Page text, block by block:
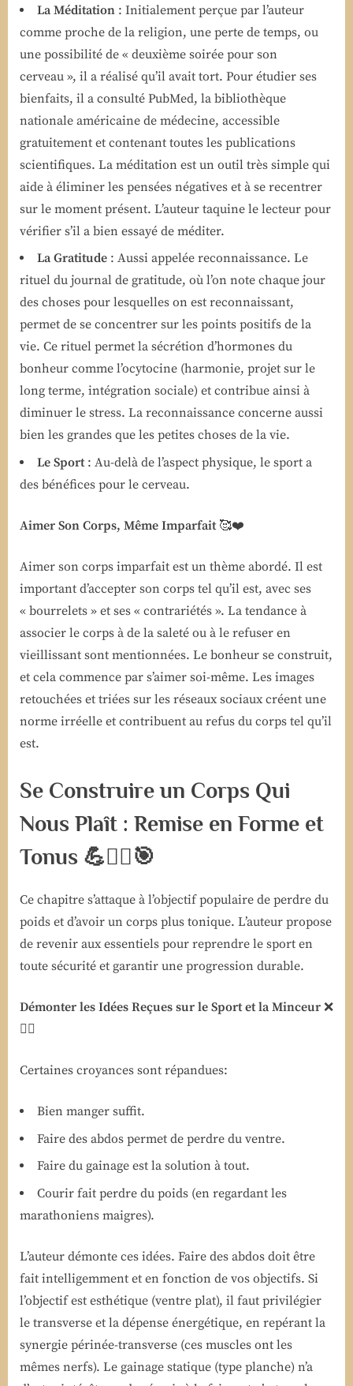
La Méditation : Initialement perçue par l’auteur
comme proche de la religion, une perte de temps, ou
une possibilité de « deuxième soirée pour son
cerveau », il a réalisé qu’il avait tort. Pour étudier ses
bienfaits, il a consulté PubMed, la bibliothèque
nationale américaine de médecine, accessible
gratuitement et contenant toutes les publications
scientifiques. La méditation est un outil très simple qui
aide à éliminer les pensées négatives et à se recentrer
sur le moment présent. L’auteur taquine le lecteur pour
vérifier s’il a bien essayé de méditer.
La Gratitude : Aussi appelée reconnaissance. Le
rituel du journal de gratitude, où l’on note chaque jour
des choses pour lesquelles on est reconnaissant,
permet de se concentrer sur les points positifs de la
vie. Ce rituel permet la sécrétion d’hormones du
bonheur comme l’ocytocine (harmonie, projet sur le
long terme, intégration sociale) et contribue ainsi à
diminuer le stress. La reconnaissance concerne aussi
bien les grandes que les petites choses de la vie.
Le Sport: Au-delà de l’aspect physique, le sport a
des bénéfices pour le cerveau.
Aimer Son Corps, Même Imparfait🥰❤️
Aimer son corps imparfait est un thème abordé. Il est
important d’accepter son corps tel qu’il est, avec ses
« bourrelets » et ses « contrariétés ». La tendance à
associer le corps à de la saleté ou à le refuser en
vieillissant sont mentionnées. Le bonheur se construit,
et cela commence par s’aimer soi-même. Les images
retouchées et triées sur les réseaux sociaux créent une
norme irréelle et contribuent au refus du corps tel qu’il
est.
Se Construire un Corps Qui
Nous Plaît : Remise en Forme et
Tonus 💪🏋️‍♀️🎯
Ce chapitre s’attaque à l’objectif populaire de perdre du
poids et d’avoir un corps plus tonique. L’auteur propose
de revenir aux essentiels pour reprendre le sport en
toute sécurité et garantir une progression durable.
Démonter les Idées Reçues sur le Sport et la Minceur ❌
🏃‍♀️
Certaines croyances sont répandues:
Bien manger suffit.
Faire des abdos permet de perdre du ventre.
Faire du gainage est la solution à tout.
Courir fait perdre du poids (en regardant les
marathoniens maigres).
L’auteur démonte ces idées. Faire des abdos doit être
fait intelligemment et en fonction de vos objectifs. Si
l’objectif est esthétique (ventre plat), il faut privilégier
le transverse et la dépense énergétique, en repérant la
synergie périnée-transverse (ces muscles ont les
mêmes nerfs). Le gainage statique (type planche) n’a